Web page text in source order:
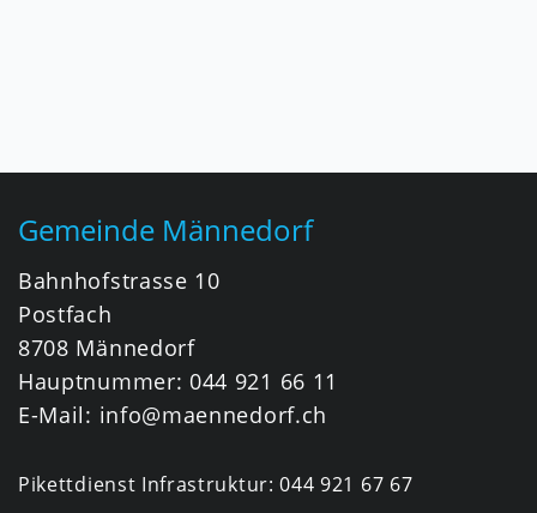
Gemeinde Männedorf
Bahnhofstrasse 10
Postfach
8708 Männedorf
Hauptnummer: 044 921 66 11
E-Mail: info@maennedorf.ch
Pikettdienst Infrastruktur:044 921 67 67